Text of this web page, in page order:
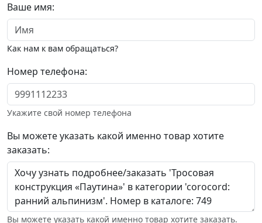
Ваше имя:
Как нам к вам обращаться?
Номер телефона:
Укажите свой номер телефона
Вы можете указать какой именно товар хотите
заказать:
Вы можете указать какой именно товар хотите заказать.